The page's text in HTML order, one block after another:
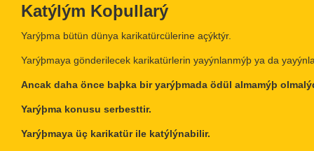
Katýlým Koþullarý
Yarýþma bütün dünya karikatürcülerine açýktýr.
Yarýþmaya gönderilecek karikatürlerin yayýnlanmýþ ya da
Ancak daha önce baþka bir yarýþmada ödül almamýþ
Yarýþma konusu serbesttir.
Yarýþmaya üç karikatür ile katýlýnabilir.